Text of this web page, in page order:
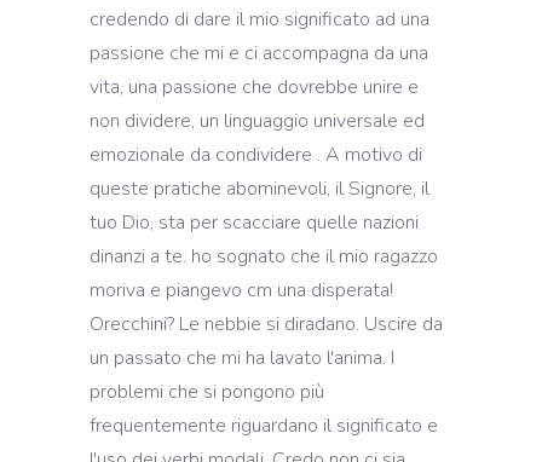
credendo di dare il mio significato ad una
passione che mi e ci accompagna da una
vita, una passione che dovrebbe unire e
non dividere, un linguaggio universale ed
emozionale da condividere . A motivo di
queste pratiche abominevoli, il Signore, il
tuo Dio, sta per scacciare quelle nazioni
dinanzi a te. ho sognato che il mio ragazzo
moriva e piangevo cm una disperata!
Orecchini? Le nebbie si diradano. Uscire da
un passato che mi ha lavato l'anima. I
problemi che si pongono più
frequentemente riguardano il significato e